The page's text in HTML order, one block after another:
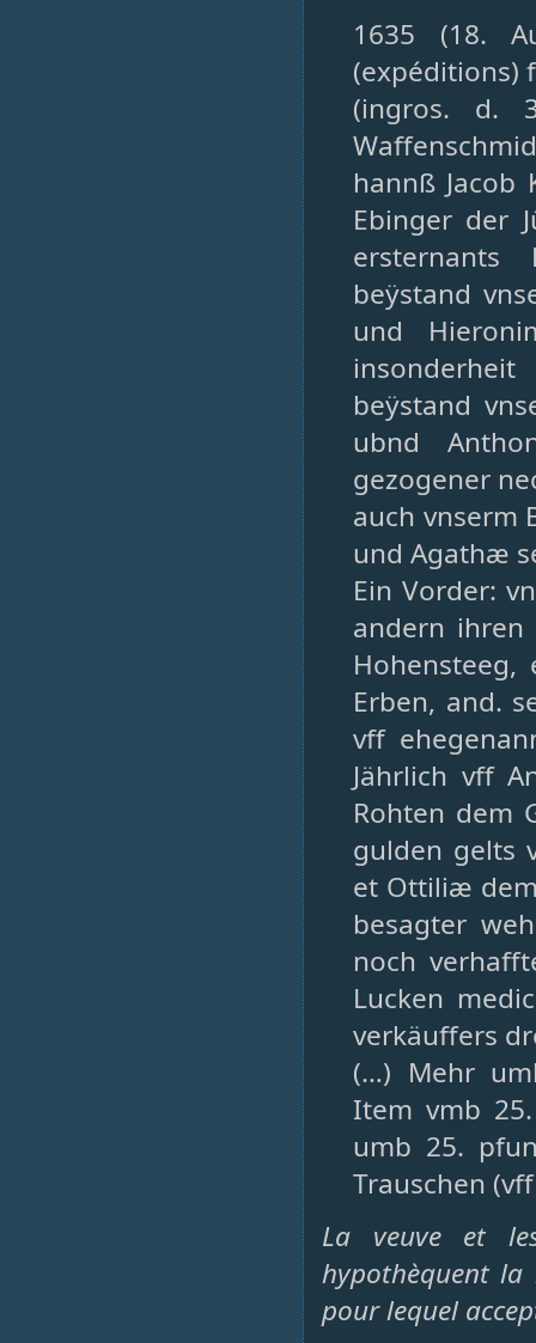
1635 (18.
(expéditions)
(ingros. d.
hannß
Ebinger der
beÿstand
und
beÿstand
ubnd
gezogener
auch vnserm
und Agathæ
Ein Vorder:
andern ihren
Erben, and.
vff
Jährlich vff
Rohten dem
gulden gelts
et Ottiliæ
besagter
noch
Lucken
verkäuffers
(…) Mehr
Item vmb
umb 25.
Trauschen
La veuve et
hypothèquent
pour lequel